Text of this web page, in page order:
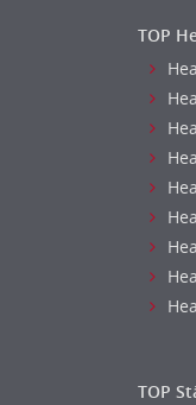
TOP
TOP